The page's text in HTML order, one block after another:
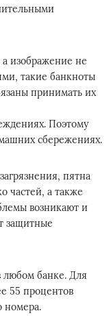
изображение не
такие банкноты
принимать их
Поэтому
сбережениях.
пятна
частей, а также
возникают и
защитные
банке. Для
55 процентов
номера.